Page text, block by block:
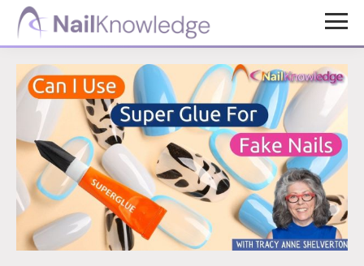
Saltar
principal
Saltar
página
Conocimientos
de
uñas